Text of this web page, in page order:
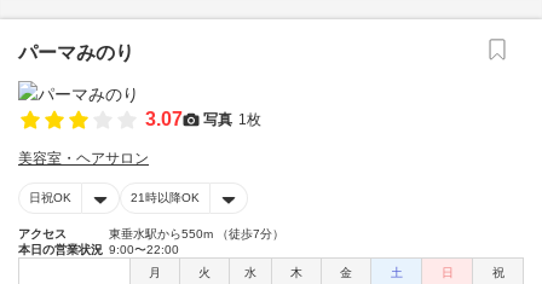
パーマみのり
3.07 写真 1枚
美容室・ヘアサロン
日祝OK 21時以降OK
アクセス
東垂水駅から550m （徒歩7分）
本日の営業状況 9:00〜22:00
月
火 水 木 金 土 日 祝